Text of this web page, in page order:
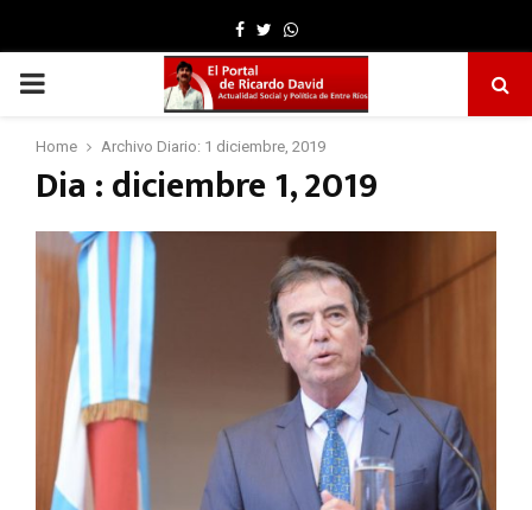
Facebook
TwitterWhatsapp
PRIMARY
MENU
Home Archivo Diario: 1 diciembre, 2019
Dia : diciembre 1, 2019